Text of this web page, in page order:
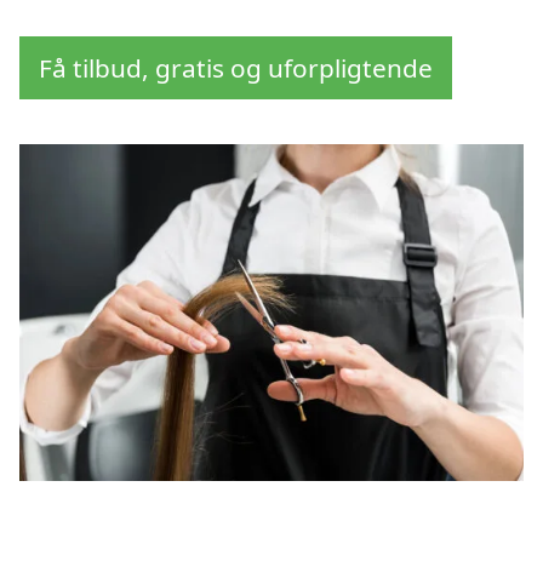
Få tilbud, gratis og uforpligtende